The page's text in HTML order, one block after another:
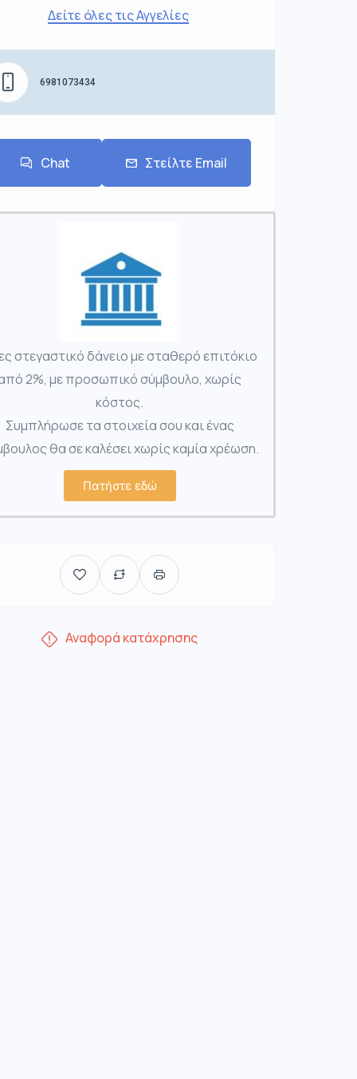
Δείτε όλες τις Αγγελίες
6981073434
Chat Στείλτε Email
στεγαστικό δάνειο με σταθερό επιτόκιο
2%, με προσωπικό σύμβουλο, χωρίς
κόστος.
Συμπλήρωσε τα στοιχεία σου και ένας
θα σε καλέσει χωρίς καμία χρέωση.
Πατήστε εδώ
Αναφορά κατάχρησης